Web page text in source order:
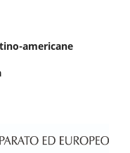
americane